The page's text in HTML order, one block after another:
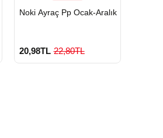
Noki Ayraç Pp Ocak-Aralık
20,98TL 22,80TL